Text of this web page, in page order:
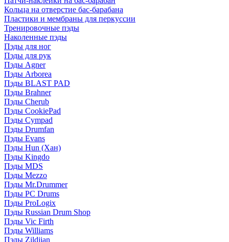
Кольца на отверстие бас-барабана
Пластики и мембраны для перкуссии
Тренировочные пэды
Наколенные пэды
Пэды для ног
Пэды для рук
Пэды Agner
Пэды Arborea
Пэды BLAST PAD
Пэды Brahner
Пэды Cherub
Пэды CookiePad
Пэды Cympad
Пэды Drumfan
Пэды Evans
Пэды Hun (Хан)
Пэды Kingdo
Пэды MDS
Пэды Mezzo
Пэды Mr.Drummer
Пэды PC Drums
Пэды ProLogix
Пэды Russian Drum Shop
Пэды Vic Firth
Пэды Williams
Пэды Zildjian